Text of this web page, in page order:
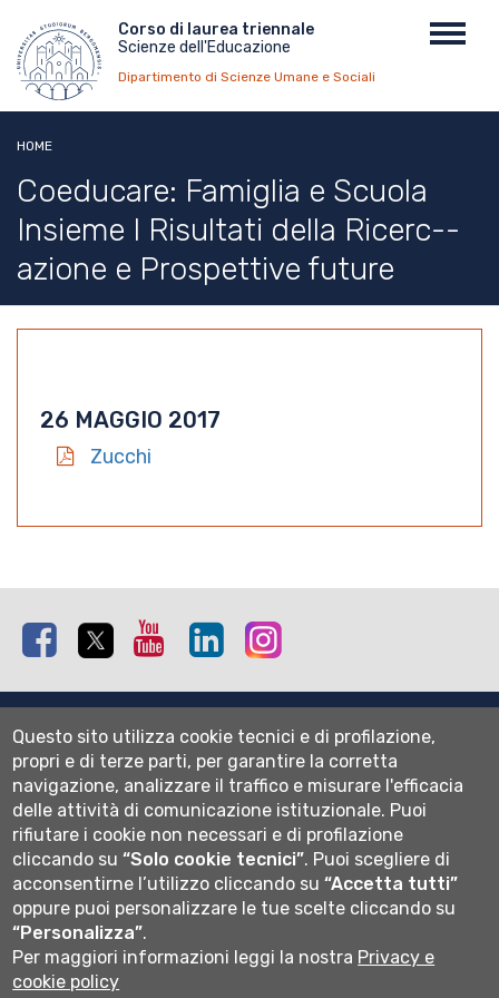
contenuto
principale
Menu
top
Corso di laurea triennale
Scienze dell'Educazione
Dipartimento di Scienze Umane e Sociali
HOME
Coeducare: Famiglia e Scuola
Insieme I Risultati della Ricerc-­
azione e Prospettive future
26 MAGGIO 2017
Zucchi
Facebook Twitter Youtube Linkedin
Mappa del sito
Normativa cookie
Informativa privacy
Cookie settings
Wi-fi
Webmail
Università degli studi di Bergamo
Questo sito utilizza cookie tecnici e di profilazione,
propri e di terze parti, per garantire la corretta
navigazione, analizzare il traffico e misurare l'efficacia
delle attività di comunicazione istituzionale. Puoi
rifiutare i cookie non necessari e di profilazione
cliccando su“Solo cookie tecnici”. Puoi scegliere di
acconsentirne l’utilizzo cliccando su“Accetta tutti”
oppure puoi personalizzare le tue scelte cliccando su
“Personalizza”.
Per maggiori informazioni leggi la nostra Privacy e
cookie policy